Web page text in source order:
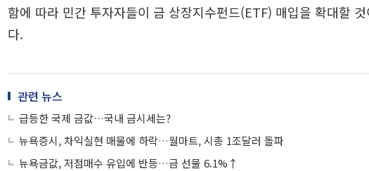
함에 따라 민간 투자자들이 금 상장지수펀드(ETF) 매입을 확대할
다.
관련 뉴스
급등한 국제 금값…국내 금시세는?
뉴욕증시, 차익실현 매물에 하락…월마트, 시총 1조달러 돌파
뉴욕금값, 저점매수 유입에 반등…금 선물 6.1%↑